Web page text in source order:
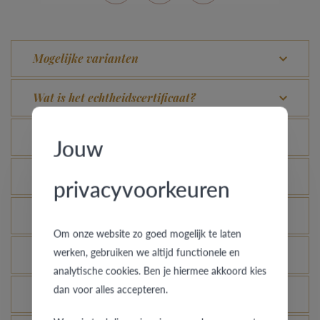
Mogelijke varianten
Wat is het echtheidscertificaat?
Blijft zwart staal er als nieuw uitzien?
Hoe blijft je gouden ring er als nieuw uitzien?
Jouw
privacyvoorkeuren
Om onze website zo goed mogelijk te laten
werken, gebruiken we altijd functionele en
analytische cookies. Ben je hiermee akkoord kies
dan voor alles accepteren.